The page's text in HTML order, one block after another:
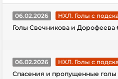
06.02.2026
НХЛ. Голы с
Голы Свечникова и Дорофеева
06.02.2026
НХЛ. Голы с
Спасения и пропущенные голы